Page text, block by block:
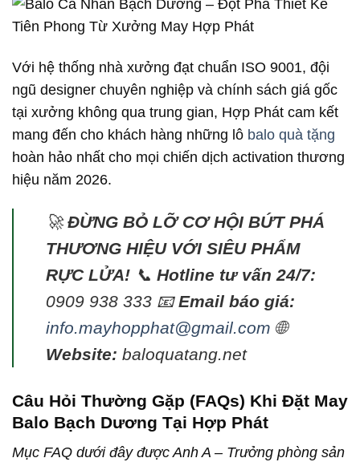
Với hệ thống nhà xưởng đạt chuẩn ISO 9001, đội
ngũ designer chuyên nghiệp và chính sách giá gốc
tại xưởng không qua trung gian, Hợp Phát cam kết
mang đến cho khách hàng những lô balo quà tặng
hoàn hảo nhất cho mọi chiến dịch activation thương
hiệu năm 2026.
🚀ĐỪNG BỎ LỠ CƠ HỘI BỨT PHÁ
THƯƠNG HIỆU VỚI SIÊU PHẨM
RỰC LỬA!📞 Hotline tư vấn 24/7:
0909 938 333 📧Email báo giá:
info.mayhopphat@gmail.com 🌐
Website: baloquatang.net
Câu Hỏi Thường Gặp (FAQs) Khi Đặt May
Balo Bạch Dương Tại Hợp Phát
Mục FAQ dưới đây được Anh A – Trưởng phòng sản